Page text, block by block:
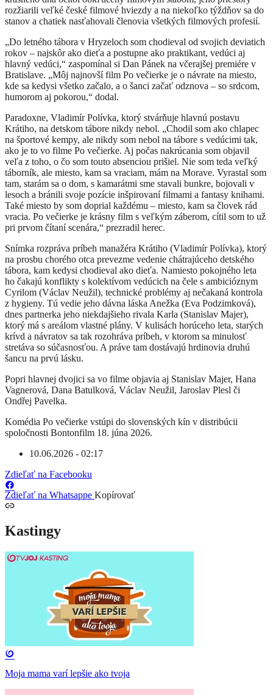
rozžiarili veľké české filmové hviezdy a na niekoľko týždňov sa do
stanov a chatiek nasťahovali členovia všetkých filmových profesií.
„Do letného tábora v Hryzeloch som chodieval od svojich deviatich
rokov – najskôr ako dieťa a postupne ako praktikant, vedúci aj
hlavný vedúci,“ zaspomínal si Dan Pánek na včerajšej premiére v
Bratislave. „Môj najnovší film Po večierke je o návrate na miesto,
kde sa kedysi všetko začalo, a o šanci začať odznova – so srdcom,
humorom aj pokorou,“ dodal.
Paradoxne, Vladimír Polívka, ktorý stvárňuje hlavnú postavu
Krátiho, na detskom tábore nikdy nebol. „Chodil som ako chlapec
na športové kempy, ale nikdy som nebol na tábore s vedúcimi tak,
ako je to vo filme Po večierke. Aj počas nakrúcania som objavil
veľa z toho, o čo som touto absenciou prišiel. Nie som teda veľký
táborník, ale miesto, kam sa vraciam, mám na Morave. Vyrastal som
tam, starám sa o dom, s kamarátmi sme stavali bunkre, bojovali v
lesoch a bránili svoje pozície inšpirovaní filmami a fantasy knihami.
Také miesto by som doprial každému – miesto, kam sa človek rád
vracia. Po večierke je krásny film s veľkým záberom, cítil som to už
pri prvom čítaní scenára,“ prezradil herec.
Snímka rozpráva príbeh manažéra Krátiho (Vladimír Polívka), ktorý
na prosbu chorého otca prevezme vedenie chátrajúceho detského
tábora, kam kedysi chodieval ako dieťa. Namiesto pokojného leta
ho čakajú konflikty s kolektívom vedúcich na čele s ambicióznym
Cyrilom (Václav Neužil), technické problémy aj nečakaná kontrola
z hygieny. Tú vedie jeho dávna láska Anežka (Eva Podzimková),
dnes partnerka jeho niekdajšieho rivala Karla (Stanislav Majer),
ktorý má s areálom vlastné plány. V kulisách horúceho leta, starých
krívd a návratov sa tak rozohráva príbeh, v ktorom sa minulosť
stretáva so súčasnosťou. A práve tam dostávajú hrdinovia druhú
šancu na prvú lásku.
Popri hlavnej dvojici sa vo filme objavia aj Stanislav Majer, Hana
Vagnerová, Dana Batulková, Václav Neužil, Jaroslav Plesl či
Ondřej Pavelka.
Komédia Po večierke vstúpi do slovenských kín v distribúcii
spoločnosti Bontonfilm 18. júna 2026.
10.06.2026 - 02:17
Zdieľať na Facebooku
Zdieľať na Whatsappe Kopírovať
Kastingy
Moja mama varí lepšie ako tvoja